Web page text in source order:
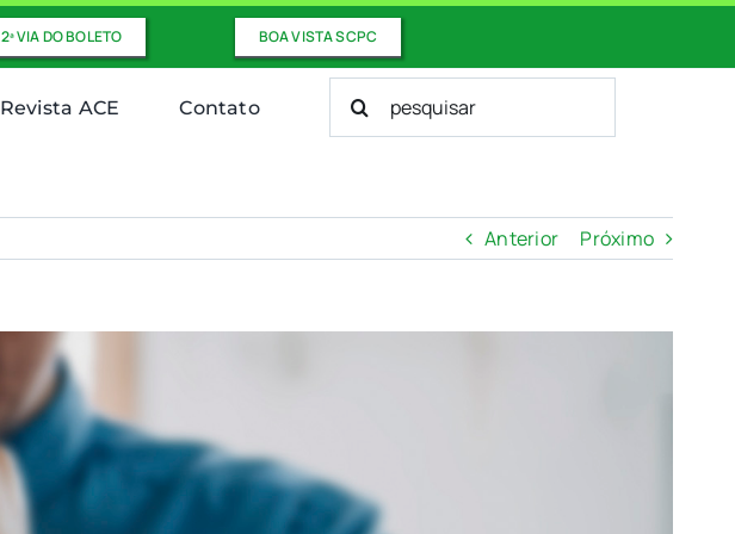
2ª VIA DO BOLETO BOA VISTA SCPC
Revista ACE Contato
Buscar
resultados
Anterior Próximo